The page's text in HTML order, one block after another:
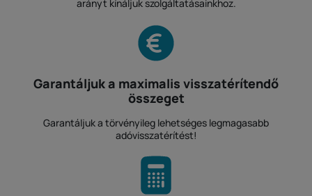
arányt kínáljuk szolgáltatásainkhoz.
Garantáljuk a maximalis visszatérítendő
összeget
Garantáljuk a törvényileg lehetséges legmagasabb
adóvisszatérítést!